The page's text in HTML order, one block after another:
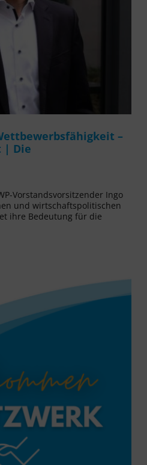
–
| Die
Vorstandsvorsitzender Ingo
und wirtschaftspolitischen
ihre Bedeutung für die